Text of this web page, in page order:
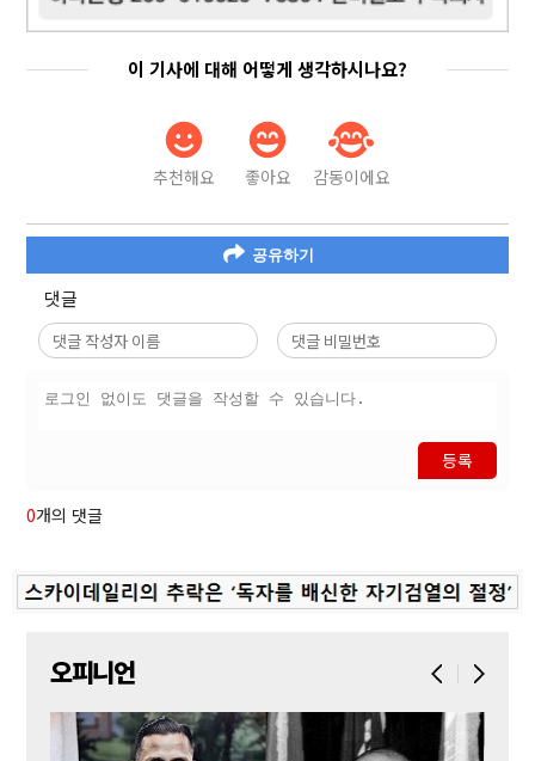
이 기사에 대해 어떻게 생각하시나요?
추천해요 좋아요 감동이에요
공유하기
댓글
등록
0개의 댓글
오피니언